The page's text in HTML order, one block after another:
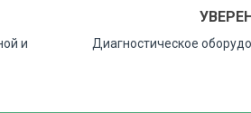
и
Диагностическое